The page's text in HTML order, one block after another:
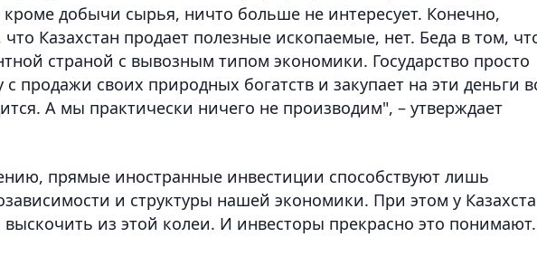
кроме добычи сырья, ничто больше не интересует. Конечно,
Казахстан продает полезные ископаемые, нет. Беда в том,
страной с вывозным типом экономики. Государство просто
с продажи своих природных богатств и закупает на эти деньги
А мы практически ничего не производим", – утверждает
прямые иностранные инвестиции способствуют лишь
и структуры нашей экономики. При этом у
из этой колеи. И инвесторы прекрасно это понимают.